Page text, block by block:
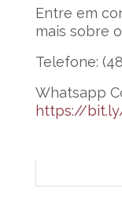
Entre em
mais sobre
Telefone:
Whatsapp
https://